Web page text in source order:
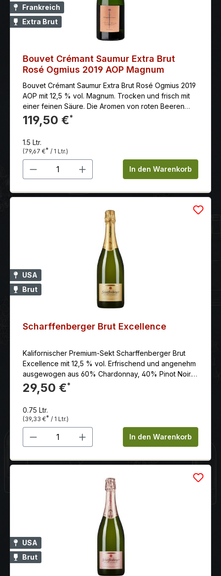
Frankreich
Extra Brut
Bouvet Crémant Saumur Extra Brut
Rosé Ogmius 2019 AOP Magnum
Bouvet Crémant Saumur Extra Brut Rosé Ogmius 2019
AOP mit 12,5 % vol. Magnum. Trocken und frisch mit
einer feinen Säure. Die Aromen von roten Beeren
sind im Vordergrund, ergänzt von Noten von Brioche
und Vanille.
119,50 €*
1.5 Ltr.
(79,67 €* / 1 Ltr.)
Produkt Anzahl: Gib denIn den Warenkorb
USA
Brut
Scharffenberger Brut Excellence
Kalifornischer Premium-Sekt Scharffenberger Brut
Excellence mit 12,5 % vol. Erfrischend und angenehm
ausgewogen aus 60% Chardonnay, 40% Pinot Noir.
Der Scharffenberger Brut Excellence wird nach dem
Méthode-Traditionelle-Verfahren hergestellt, bei dem
bevor sie gerüttelt und degorgiert werden. Der Wein
besteht zu etwa 60 % aus Chardonnay und zu 40 %
aus Pinot Noir. Der volle malolaktische Stil verleiht
dem Wein einen Vanille-Creme-Charakter und ergibt
29,50 €*
0.75 Ltr.
(39,33 €* / 1 Ltr.)
Produkt Anzahl: Gib denIn den Warenkorb
USA
Brut